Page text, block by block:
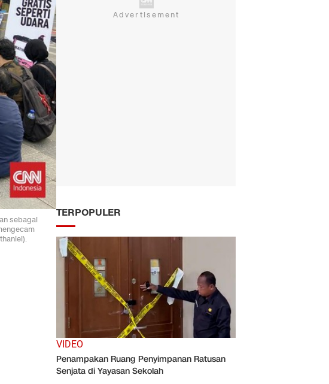
sebagai
TERPOPULER
VIDEO
Penampakan Ruang Penyimpanan Ratusan
Senjata di Yayasan Sekolah